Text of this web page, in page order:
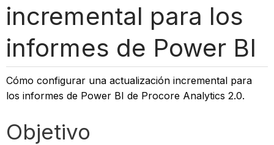
incremental para los
informes de Power BI
Cómo configurar una actualización incremental para
los informes de Power BI de Procore Analytics 2.0.
Objetivo